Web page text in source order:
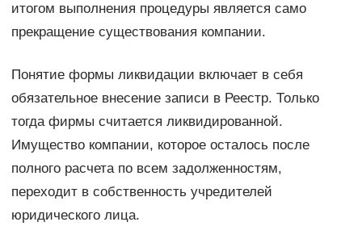
итогом выполнения процедуры является само
прекращение существования компании.
Понятие формы ликвидации включает в себя
обязательное внесение записи в Реестр. Только
тогда фирмы считается ликвидированной.
Имущество компании, которое осталось после
полного расчета по всем задолженностям,
переходит в собственность учредителей
юридического лица.